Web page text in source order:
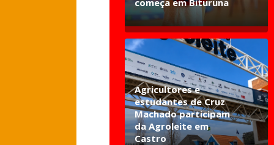
começa em Bituruna
Agricultores e
estudantes de Cruz
Machado participam
da Agroleite em
Castro